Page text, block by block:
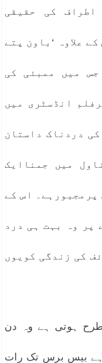
کی حقیقی
علاوہ ‘باون پتے
جس میں ممبئی کی
انڈسٹری میں
دردناک داستان
میں جمناایک
پرمجبورہے۔ اس کے
پر وہ بہت ہی درد
کی زندگی کویوں
طرح ہوتی ہے وہ دن
بیس برس تک رات